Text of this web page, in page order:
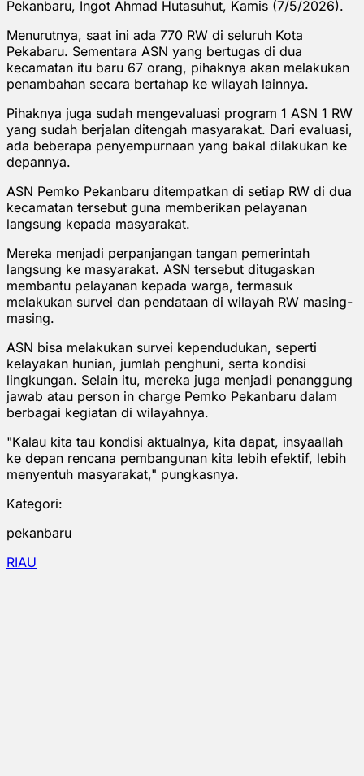
Pekanbaru, Ingot Ahmad Hutasuhut, Kamis (7/5/2026).
Menurutnya, saat ini ada 770 RW di seluruh Kota
Pekabaru. Sementara ASN yang bertugas di dua
kecamatan itu baru 67 orang, pihaknya akan melakukan
penambahan secara bertahap ke wilayah lainnya.
Pihaknya juga sudah mengevaluasi program 1 ASN 1 RW
yang sudah berjalan ditengah masyarakat. Dari evaluasi,
ada beberapa penyempurnaan yang bakal dilakukan ke
depannya.
ASN Pemko Pekanbaru ditempatkan di setiap RW di dua
kecamatan tersebut guna memberikan pelayanan
langsung kepada masyarakat.
Mereka menjadi perpanjangan tangan pemerintah
langsung ke masyarakat. ASN tersebut ditugaskan
membantu pelayanan kepada warga, termasuk
melakukan survei dan pendataan di wilayah RW masing-
masing.
ASN bisa melakukan survei kependudukan, seperti
kelayakan hunian, jumlah penghuni, serta kondisi
lingkungan. Selain itu, mereka juga menjadi penanggung
jawab atau person in charge Pemko Pekanbaru dalam
berbagai kegiatan di wilayahnya.
"Kalau kita tau kondisi aktualnya, kita dapat, insyaallah
ke depan rencana pembangunan kita lebih efektif, lebih
menyentuh masyarakat," pungkasnya.
Kategori:
pekanbaru
RIAU